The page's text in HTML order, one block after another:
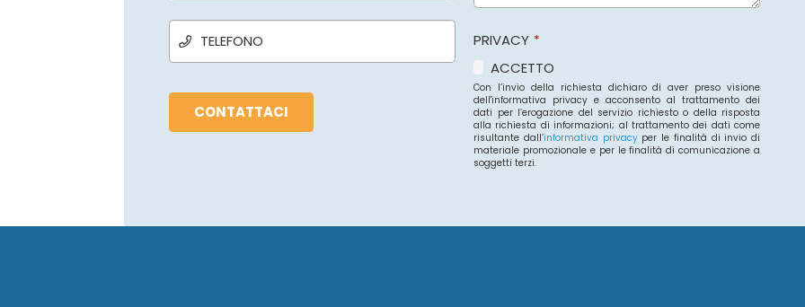
TELEFONO
CONTATTACI
PRIVACY *
ACCETTO
Con l’invio della richiesta dichiaro di aver preso visione
dell'informativa privacy e acconsento al trattamento dei
dati per l’erogazione del servizio richiesto o della risposta
alla richiesta di informazioni; al trattamento dei dati come
risultante dall’informativa privacyper le finalità di invio di
materiale promozionale e per le finalità di comunicazione a
soggetti terzi.